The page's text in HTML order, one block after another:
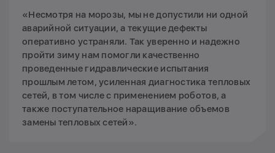
«Несмотря на морозы, мы не допустили ни одной
аварийной ситуации, а текущие дефекты
оперативно устраняли. Так уверенно и надежно
пройти зиму нам помогли качественно
проведенные гидравлические испытания
прошлым летом, усиленная диагностика тепловых
сетей, в том числе с применением роботов, а
также поступательное наращивание объемов
замены тепловых сетей».